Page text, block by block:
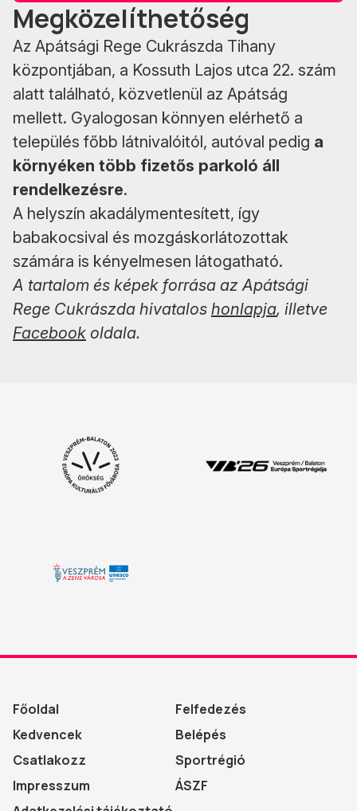
Megközelíthetőség
Az Apátsági Rege Cukrászda Tihany
központjában, a Kossuth Lajos utca 22. szám
alatt található, közvetlenül az Apátság
mellett. Gyalogosan könnyen elérhető a
település főbb látnivalóitól, autóval pedig a
környéken több fizetős parkoló áll
rendelkezésre.
A helyszín akadálymentesített, így
babakocsival és mozgáskorlátozottak
számára is kényelmesen látogatható.
A tartalom és képek forrása az Apátsági
Rege Cukrászda hivatalos honlapja, illetve
Facebook oldala.
Főoldal
Felfedezés
Kedvencek
Belépés
Csatlakozz
Sportrégió
Impresszum
ÁSZF